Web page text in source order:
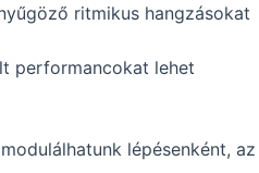
ritmikus hangzásokat
performancokat lehet
lépésenként, az